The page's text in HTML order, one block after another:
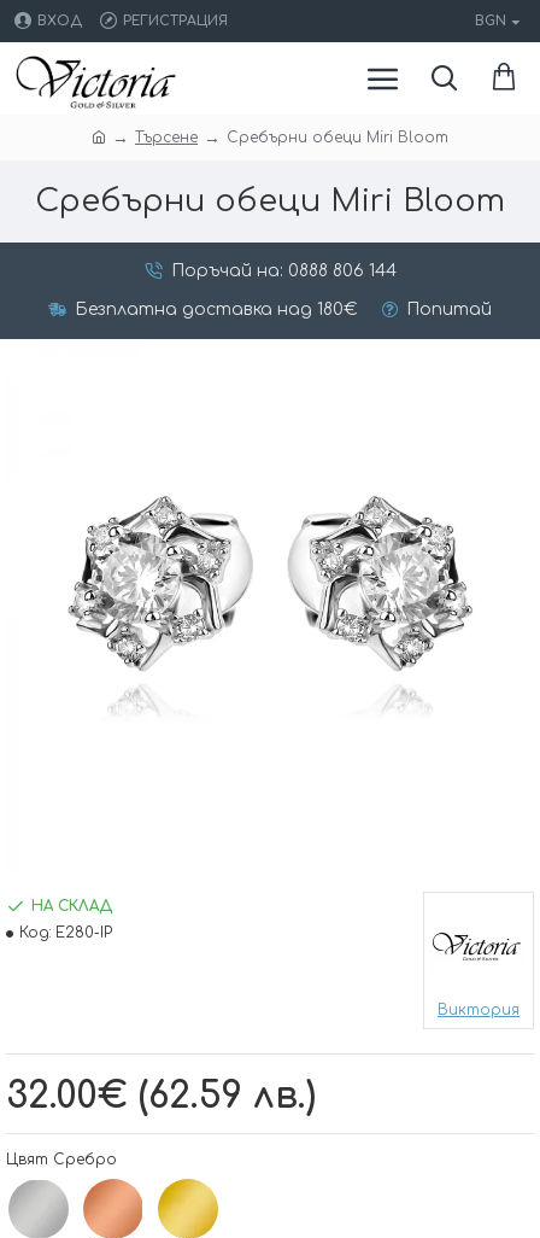
ВХОД РЕГИСТРАЦИЯ BGN
Търсене Сребърни обеци Miri Bloom
Сребърни обеци Miri Bloom
Поръчай на: 0888 806 144
Безплатна доставка над 180€ Попитай
32.00€ (62.59 лв.)
НА СКЛАД
Код: E280-IP
Виктория
Цвят Сребро